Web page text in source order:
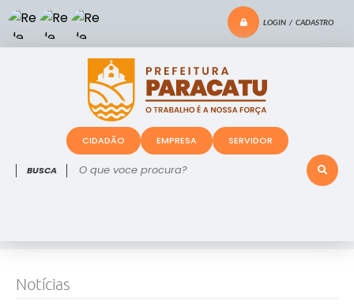
LOGIN / CADASTRO
O que voce procura?
CIDADÃO EMPRESA SERVIDOR
Notícias